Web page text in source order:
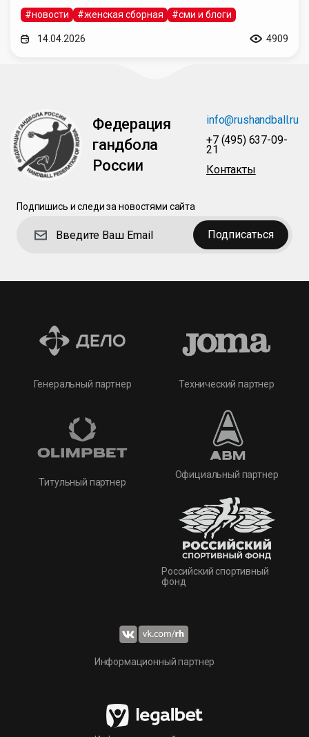
#новости #женская сборная #сми и блоги
14.04.2026 4909
Федерация
гандбола
России
info@rushandball.ru
+7 (495) 637-09-
21
Контакты
Подпишись и следи за новостями сайта
Подписаться
Генеральный партнер
Титульный партнер
Технический партнер
Официальный партнер
Российский спортивный
фонд
Информационный партнер